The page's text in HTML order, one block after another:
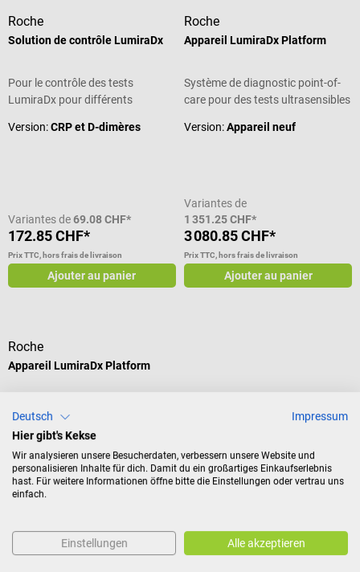
Roche
Solution de contrôle LumiraDx
Pour le contrôle des tests
LumiraDx pour différents
Version:CRP et D-dimères
Variantes de69.08 CHF*
172.85 CHF*
Prix TTC, hors frais de livraison
Ajouter au panier
Roche
Appareil LumiraDx Platform
Système de diagnostic point-of-
care pour des tests ultrasensibles
Version:Appareil neuf
Variantes de
1 351.25 CHF*
3 080.85 CHF*
Prix TTC, hors frais de livraison
Ajouter au panier
Roche
Appareil LumiraDx Platform
Système de diagnostic point-of-
care pour des tests ultrasensibles
de qualité laboratoire
Version: Appareil
reconditionné
1 351.25 CHF*
Prix TTC, hors frais de livraison
Deutsch
Impressum
Hier gibt's Kekse
Wir analysieren unsere Besucherdaten, verbessern unsere Website und
personalisieren Inhalte für dich. Damit du ein großartiges Einkaufserlebnis
hast. Für weitere Informationen öffne bitte die Einstellungen oder vertrau uns
einfach.
Einstellungen Alle akzeptieren